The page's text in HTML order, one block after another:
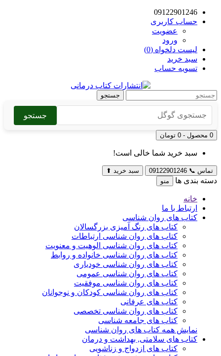
09122901246
حساب کاربری
عضویت
ورود
لیست دلخواه (0)
سبد خرید
تسویه حساب
جستجو
جستجو
0 محصول - 0 تومان
سبد خرید شما خالی است!
تماس 📞
09122901246 سبد خرید ⬆
دسته بندی ها منو
خانه
ارتباط با ما
کتاب های روان شناسی
کتاب های رنگ آمیزی بزرگسالان
کتاب های روان شناسی ارتباطات
کتاب های روان شناسی الوهیت و معنویت
کتاب های روان شناسی خانواده و روابط
کتاب های روان شناسی خودیاری
کتاب های روان شناسی عمومی
کتاب های روان شناسی موفقیت
کتاب های روان شناسی کودکان و نوجوانان
کتاب های عرفانی
کتاب های روان شناسی تخصصی
کتاب های جامعه شناسی
نمایش همه کتاب های روان شناسی
کتاب های سلامتی, بهداشت و درمان
کتاب های ازدواج و زناشویی